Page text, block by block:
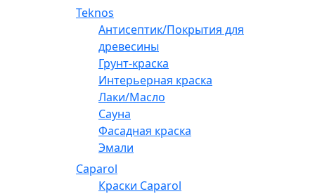
Teknos
Антисептик/Покрытия для
древесины
Грунт-краска
Интерьерная краска
Лаки/Масло
Сауна
Фасадная краска
Эмали
Caparol
Краски Caparol